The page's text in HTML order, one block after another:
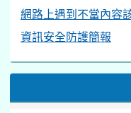
網路上遇到不當內容
資訊安全防護簡報